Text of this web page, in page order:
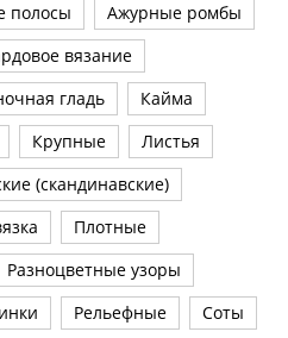
полосы
Ажурные ромбы
вязание
гладь
Кайма
Крупные
Листья
(скандинавские)
Плотные
Разноцветные узоры
Рельефные
Соты